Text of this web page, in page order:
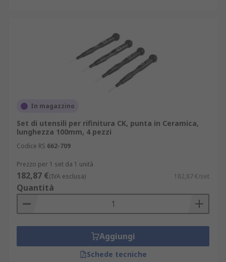
In magazzino
Set di utensili per rifinitura CK, punta in Ceramica,
lunghezza 100mm, 4 pezzi
Codice RS 662-709
Prezzo per 1 set da 1 unità
182,87 €(IVA esclusa) 182,87 €/set
Quantità
Aggiungi
Schede tecniche